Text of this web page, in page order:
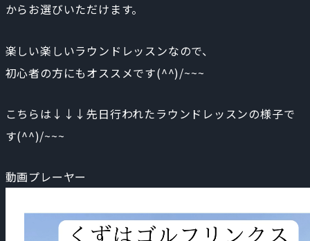
からお選びいただけます。
楽しい楽しいラウンドレッスンなので、
初心者の方にもオススメです(^^)/~~~
こちらは↓↓↓先日行われたラウンドレッスンの様子で
す(^^)/~~~
動画プレーヤー